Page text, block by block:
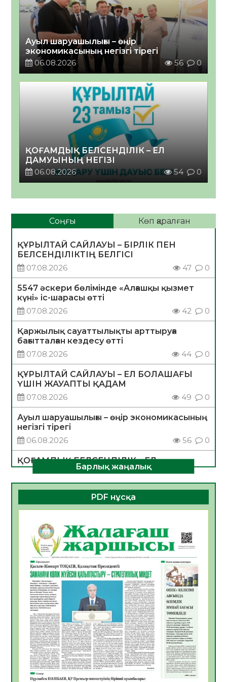
Ауыл шаруашылығы – өңір
экономикасының негізгі тірегі
06.08.2026
56 0
ҚОҒАМДЫҚ БЕЛСЕНДІЛІК – ЕЛ
ДАМУЫНЫҢ НЕГІЗІ
06.08.2026
54 0
Соңғы Көп қаралған
ҚҰРЫЛТАЙ САЙЛАУЫ – БІРЛІК ПЕН
БЕЛСЕНДІЛІКТІҢ БЕЛГІСІ
07.08.2026
47 0
5547 әскери бөлімінде «Алғашқы қызмет
күні» іс-шарасы өтті
07.08.2026
42 0
Қаржылық сауаттылықты арттыруға
бағытталған кездесу өтті
07.08.2026
44 0
ҚҰРЫЛТАЙ САЙЛАУЫ – ЕЛ БОЛАШАҒЫ
ҮШІН ЖАУАПТЫ ҚАДАМ
07.08.2026
49 0
Ауыл шаруашылығы – өңір экономикасының
негізгі тірегі
06.08.2026
56 0
ҚОҒАМДЫҚ БЕЛСЕНДІЛІК – ЕЛ
ДАМУЫНЫҢ НЕГІЗІ
06.08.2026
54 0
ҚҰРЫЛТАЙ САЙЛАУЫ – БОЛАШАҚҚА
БАСТАР ЖАУАПТЫ ТАҢДАУ
06.08.2026
Инфекциялық ауруларға қарсы иммундау
жұмыстарының тиімділігі
06.08.2026
58
Көкжөтел ауруы туралы
06.08.2026
56
АПВ вакцинасы туралы мәлімет
06.08.2026
57
Open Air: Қызылорда облысы полиция
департаменті 20 мыңнан астам
көрерменнің қауіпсіздігін қамтамасыз етті
Барлық жаңалық
PDF нұсқа